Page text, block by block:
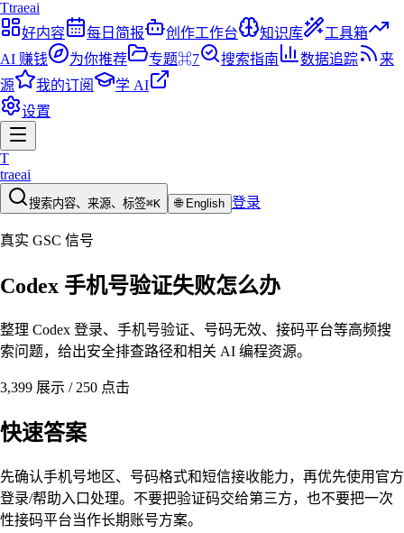
Ttraeai
好内容
每日简报 创作工作台 知识库
工具箱
AI 赚钱
为你推荐 专题⌘7 搜索指南 数据追踪
来
源
我的订阅
学 AI
设置
T
traeai
搜索内容、来源、标签⌘K 🌐 English 登录
真实 GSC 信号
Codex 手机号验证失败怎么办
整理 Codex 登录、手机号验证、号码无效、接码平台等高频搜
索问题，给出安全排查路径和相关 AI 编程资源。
3,399 展示 / 250 点击
快速答案
先确认手机号地区、号码格式和短信接收能力，再优先使用官方
登录/帮助入口处理。不要把验证码交给第三方，也不要把一次
性接码平台当作长期账号方案。